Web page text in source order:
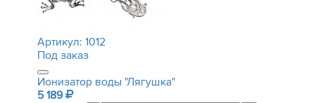
Артикул: 1012
Под заказ
Ионизатор воды "Лягушка"
5 189